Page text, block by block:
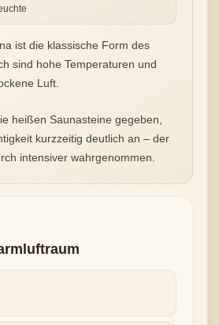
ist die klassische Form des
sind hohe Temperaturen und
Luft.
heißen Saunasteine gegeben,
kurzzeitig deutlich an – der
intensiver wahrgenommen.